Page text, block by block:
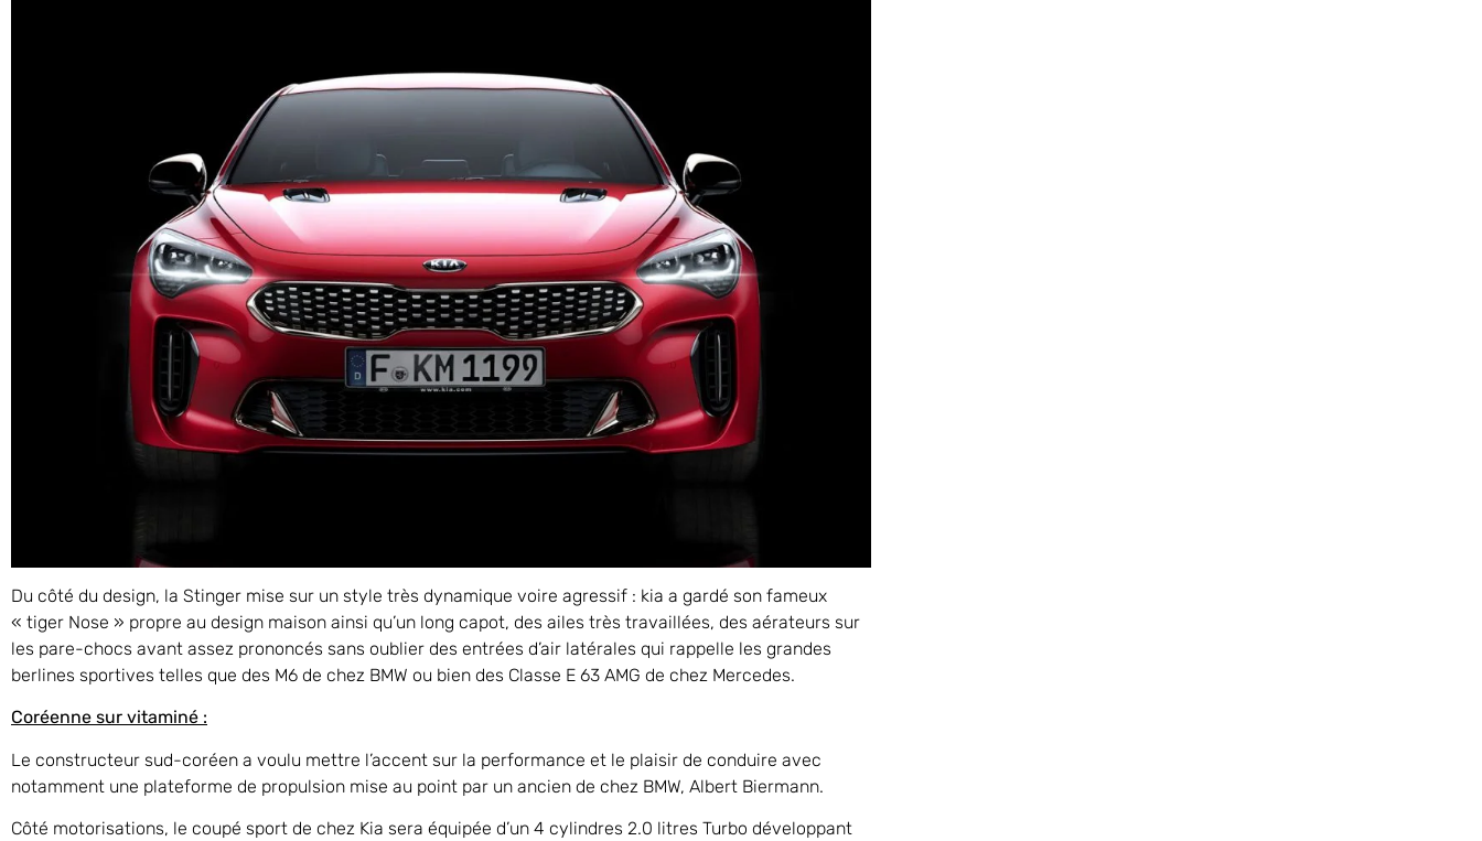
Du côté du design, la Stinger mise sur un style très dynamique voire agressif : kia a gardé son fameux
« tiger Nose » propre au design maison ainsi qu’un long capot, des ailes très travaillées, des aérateurs sur
les pare-chocs avant assez prononcés sans oublier des entrées d’air latérales qui rappelle les grandes
berlines sportives telles que des M6 de chez BMW ou bien des Classe E 63 AMG de chez Mercedes.
Coréenne sur vitaminé :
Le constructeur sud-coréen a voulu mettre l’accent sur la performance et le plaisir de conduire avec
notamment une plateforme de propulsion mise au point par un ancien de chez BMW, Albert Biermann.
Côté motorisations, le coupé sport de chez Kia sera équipée d’un 4 cylindres 2.0 litres Turbo développant